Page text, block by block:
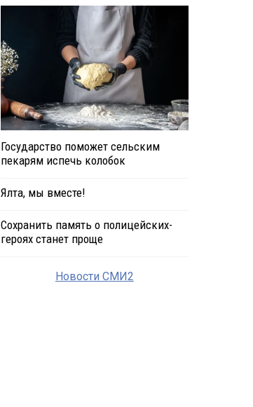
Государство поможет сельским
пекарям испечь колобок
Ялта, мы вместе!
Сохранить память о полицейских-
героях станет проще
Новости СМИ2